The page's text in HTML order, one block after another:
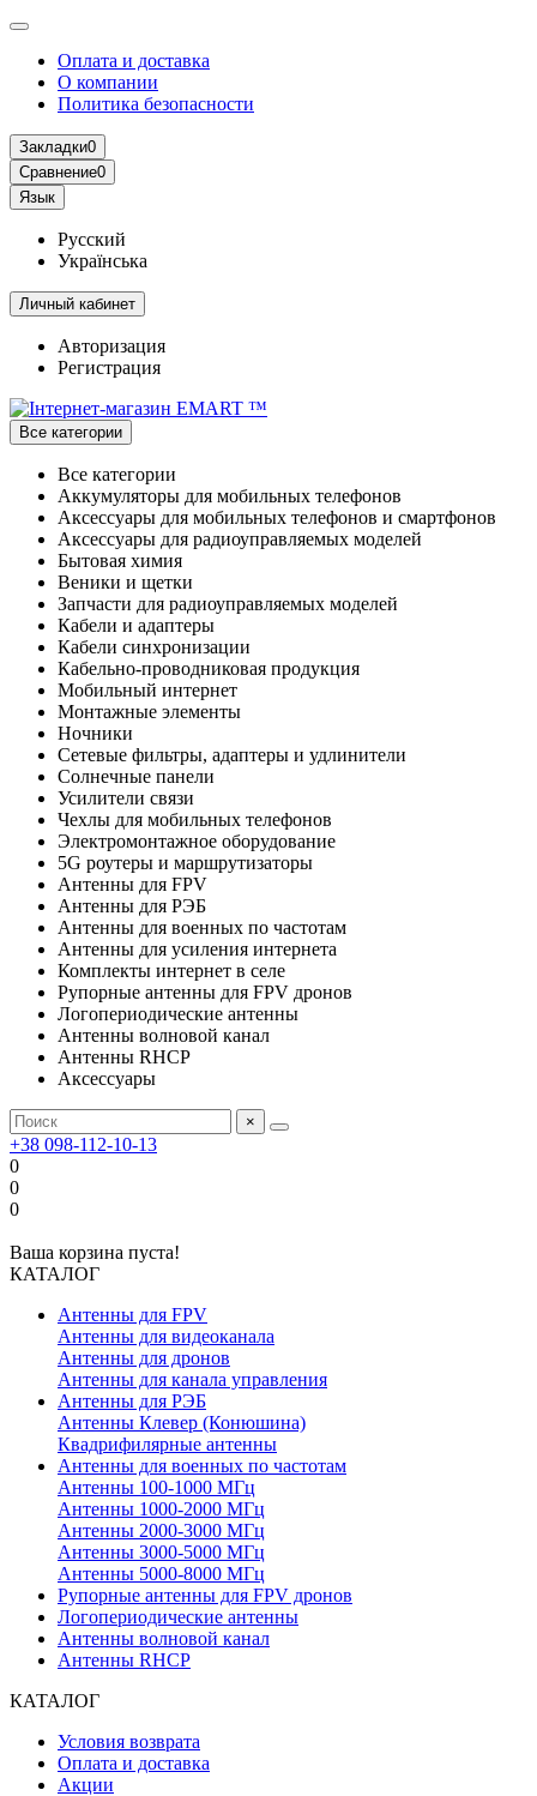
Оплата и доставка
О компании
Политика безопасности
Закладки0
Сравнение0
Язык
Русский
Українська
Личный кабинет
Авторизация
Регистрация
Все категории
Все категории
Аккумуляторы для мобильных телефонов
Аксессуары для мобильных телефонов и смартфонов
Аксессуары для радиоуправляемых моделей
Бытовая химия
Веники и щетки
Запчасти для радиоуправляемых моделей
Кабели и адаптеры
Кабели синхронизации
Кабельно-проводниковая продукция
Мобильный интернет
Монтажные элементы
Ночники
Сетевые фильтры, адаптеры и удлинители
Солнечные панели
Усилители связи
Чехлы для мобильных телефонов
Электромонтажное оборудование
5G роутеры и маршрутизаторы
Антенны для FPV
Антенны для РЭБ
Антенны для военных по частотам
Антенны для усиления интернета
Комплекты интернет в селе
Рупорные антенны для FPV дронов
Логопериодические антенны
Антенны волновой канал
Антенны RHCP
Аксессуары
×
+38 098-112-10-13
0
0
0
Ваша корзина пуста!
КАТАЛОГ
Антенны для FPV
Антенны для видеоканала
Антенны для дронов
Антенны для канала управления
Антенны для РЭБ
Антенны Клевер (Конюшина)
Квадрифилярные антенны
Антенны для военных по частотам
Антенны 100-1000 МГц
Антенны 1000-2000 МГц
Антенны 2000-3000 МГц
Антенны 3000-5000 МГц
Антенны 5000-8000 МГц
Рупорные антенны для FPV дронов
Логопериодические антенны
Антенны волновой канал
Антенны RHCP
КАТАЛОГ
Условия возврата
Оплата и доставка
Акции